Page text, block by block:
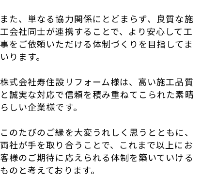
また、単なる協力関係にとどまらず、良質な施
工会社同士が連携することで、より安心して工
事をご依頼いただける体制づくりを目指してま
いります。
株式会社寿住設リフォーム様は、高い施工品質
と誠実な対応で信頼を積み重ねてこられた素晴
らしい企業様です。
このたびのご縁を大変うれしく思うとともに、
両社が手を取り合うことで、これまで以上にお
客様のご期待に応えられる体制を築いていける
ものと考えております。